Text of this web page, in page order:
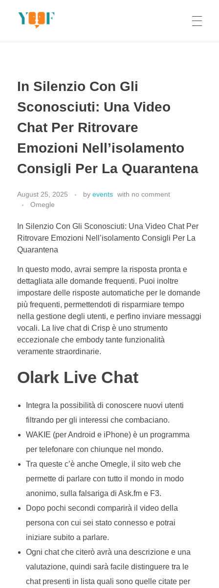
In Silenzio Con Gli
Sconosciuti: Una Video
Chat Per Ritrovare
Emozioni Nell’isolamento
Consigli Per La Quarantena
August 25, 2025 by events with no comment
Omegle
In Silenzio Con Gli Sconosciuti: Una Video Chat Per
Ritrovare Emozioni Nell’isolamento Consigli Per La
Quarantena
In questo modo, avrai sempre la risposta pronta e
dettagliata alle domande frequenti. Puoi inoltre
impostare delle risposte automatiche per le domande
più frequenti, permettendoti di risparmiare tempo
nella gestione degli utenti, e perfino inviare messaggi
vocali. La live chat di Crisp è uno strumento
eccezionale che embody tante funzionalità
veramente straordinarie.
Olark Live Chat
Integra la possibilità di conoscere nuovi utenti
filtrando per gli interessi che combaciano.
WAKIE (per Android e iPhone) è un programma
per telefonare con chiunque nel mondo.
Tra queste c’è anche Omegle, il sito web che
permette di parlare con tutto il mondo in modo
anonimo, sulla falsariga di Ask.fm e F3.
Dopo pochi secondi comparirà il video della
persona con cui sei stato connesso e potrai
iniziare subito a parlare.
Ogni chat che citerò avrà una descrizione e una
valutazione, quindi sarà facile distinguere tra le
chat presenti in lista quali sono quelle citate per